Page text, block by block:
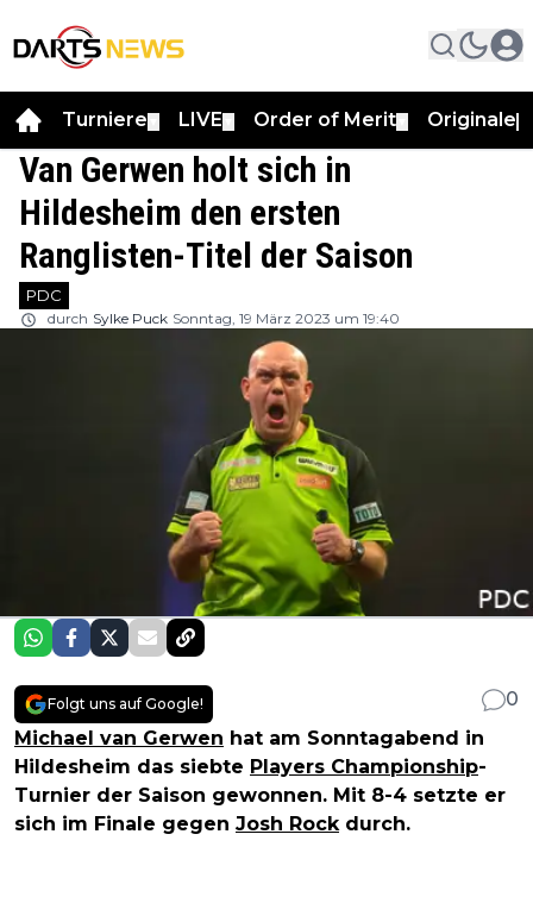
Turniere LIVE Order of Merit Originale
Van Gerwen holt sich in
Hildesheim den ersten
Ranglisten-Titel der Saison
PDC
durch Sylke Puck Sonntag, 19 März 2023 um 19:40
Folgt uns auf Google!
0
Michael van Gerwen hat am Sonntagabend in
Hildesheim das siebte Players Championship-
Turnier der Saison gewonnen. Mit 8-4 setzte er
sich im Finale gegen Josh Rockdurch.